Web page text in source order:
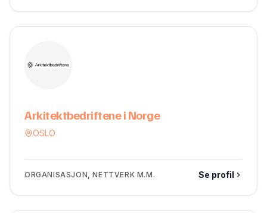
Arkitektbedriftene i Norge
OSLO
ORGANISASJON, NETTVERK M.M. Se profil